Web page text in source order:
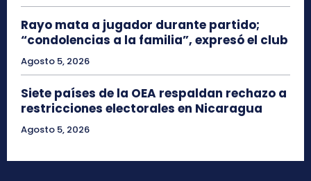
Rayo mata a jugador durante partido;
“condolencias a la familia”, expresó el club
Agosto 5, 2026
Siete países de la OEA respaldan rechazo a
restricciones electorales en Nicaragua
Agosto 5, 2026